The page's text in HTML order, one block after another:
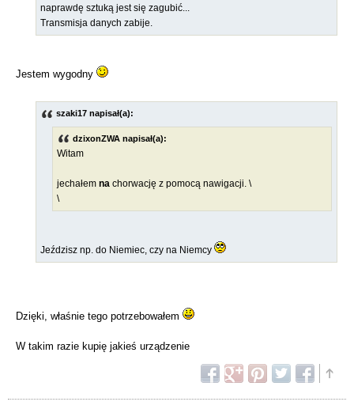
naprawdę sztuką jest się zagubić...
Transmisja danych zabije.
Jestem wygodny
szaki17 napisał(a):
dzixonZWA napisał(a):
Witam
jechałem na chorwację z pomocą nawigacji. \
\
Jeździsz np. do Niemiec, czy na Niemcy
Dzięki, właśnie tego potrzebowałem
W takim razie kupię jakieś urządzenie